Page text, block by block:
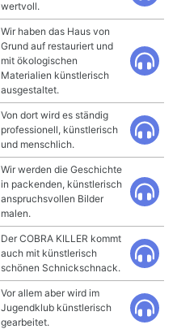
wertvoll.
Wir haben das Haus von
Grund auf restauriert und
mit ökologischen
Materialien künstlerisch
ausgestaltet.
Von dort wird es ständig
professionell, künstlerisch
und menschlich.
Wir werden die Geschichte
in packenden, künstlerisch
anspruchsvollen Bilder
malen.
Der COBRA KILLER kommt
auch mit künstlerisch
schönen Schnickschnack.
Vor allem aber wird im
Jugendklub künstlerisch
gearbeitet.